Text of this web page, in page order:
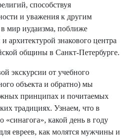
способствуя
и уважения к другим
мир иудаизма, поближе
архитектурой знакового центра
общины в Санкт-Петербурге.
экскурсии от учебного
объекта и обратно) мы
принципах и почитаемых
традициях. Узнаем, что в
«синагога», какой день в году
евреев, как молятся мужчины и